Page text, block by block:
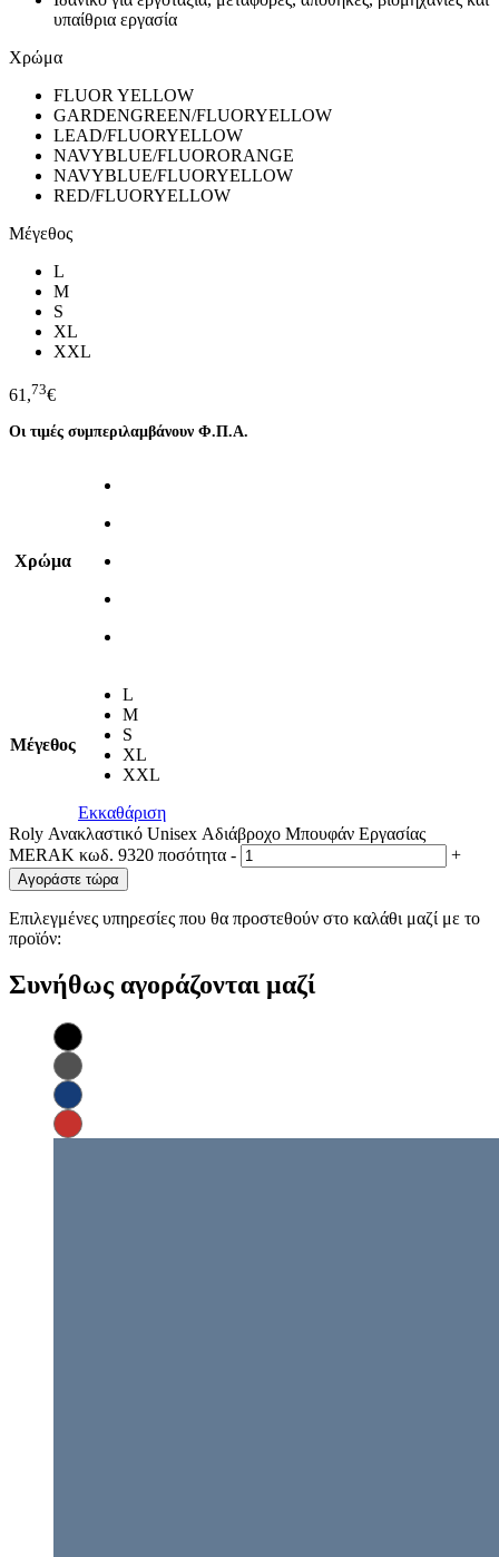
υπαίθρια εργασία
Χρώμα
FLUOR YELLOW
GARDENGREEN/FLUORYELLOW
LEAD/FLUORYELLOW
NAVYBLUE/FLUORORANGE
NAVYBLUE/FLUORYELLOW
RED/FLUORYELLOW
Μέγεθος
L
M
S
XL
XXL
61,73€
Οι τιμές συμπεριλαμβάνουν Φ.Π.Α.
Χρώμα
Μέγεθος
L
M
S
XL
XXL
Εκκαθάριση
Roly Ανακλαστικό Unisex Αδιάβροχο Μπουφάν Εργασίας
MERAK κωδ. 9320 ποσότητα - +
Αγοράστε τώρα
Επιλεγμένες υπηρεσίες που θα προστεθούν στο καλάθι μαζί με το
προϊόν:
Συνήθως αγοράζονται μαζί